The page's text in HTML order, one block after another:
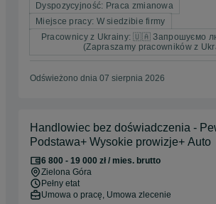
Dyspozycyjność: Praca zmianowa
Miejsce pracy: W siedzibie firmy
Pracownicy z Ukrainy: 🇺🇦 Запрошуємо
(Zapraszamy pracowników z
Odświeżono dnia 07 sierpnia 2026
Handlowiec bez doświadczenia -
Podstawa+ Wysokie prowizje+ Auto
6 800 - 19 000 zł / mies. brutto
Zielona Góra
Pełny etat
Umowa o pracę, Umowa zlecenie